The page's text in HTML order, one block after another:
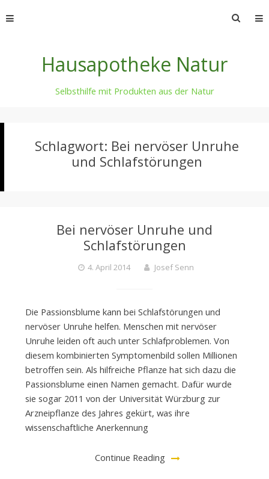
to
Hausapotheke Natur
Selbsthilfe mit Produkten aus der Natur
Schlagwort: Bei nervöser Unruhe
und Schlafstörungen
Bei nervöser Unruhe und
Schlafstörungen
4. April 2014 Josef Senn
Die Passionsblume kann bei Schlafstörungen und
nervöser Unruhe helfen. Menschen mit nervöser
Unruhe leiden oft auch unter Schlafproblemen. Von
diesem kombinierten Symptomenbild sollen Millionen
betroffen sein. Als hilfreiche Pflanze hat sich dazu die
Passionsblume einen Namen gemacht. Dafür wurde
sie sogar 2011 von der Universität Würzburg zur
Arzneipflanze des Jahres gekürt, was ihre
wissenschaftliche Anerkennung
Continue Reading